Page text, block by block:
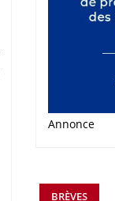
Annonce
BRÈVES